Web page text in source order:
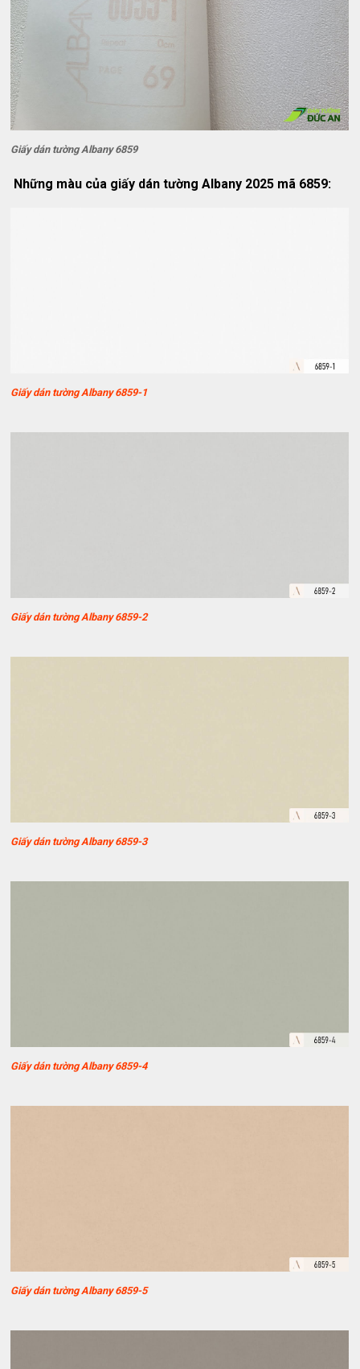
Giấy dán tường Albany 6859
Những màu của giấy dán tường Albany 2025 mã 6859:
Giấy dán tường Albany 6859-1
Giấy dán tường Albany 6859-2
Giấy dán tường Albany 6859-3
Giấy dán tường Albany 6859-4
Giấy dán tường Albany 6859-5